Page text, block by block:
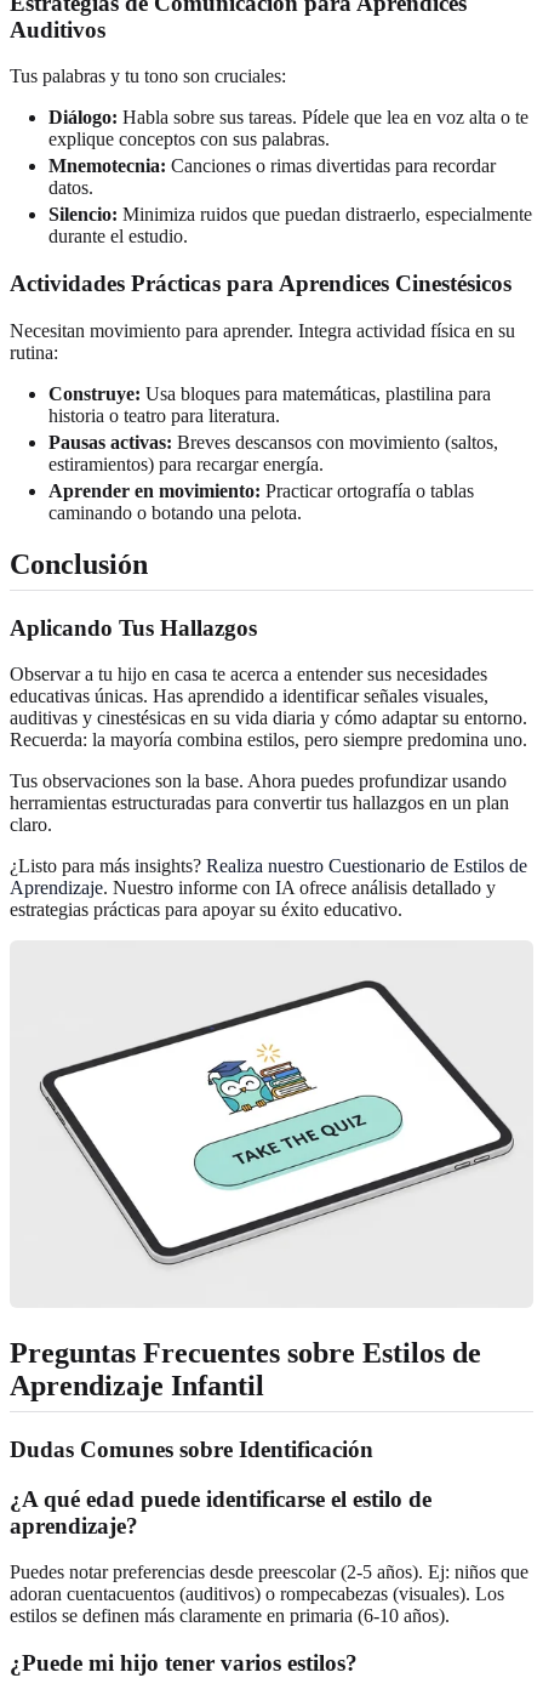
Auditivos
Tus palabras y tu tono son cruciales:
Diálogo: Habla sobre sus tareas. Pídele que lea en voz alta o te
explique conceptos con sus palabras.
Mnemotecnia: Canciones o rimas divertidas para recordar
datos.
Silencio: Minimiza ruidos que puedan distraerlo, especialmente
durante el estudio.
Actividades Prácticas para Aprendices Cinestésicos
Necesitan movimiento para aprender. Integra actividad física en su
rutina:
Construye: Usa bloques para matemáticas, plastilina para
historia o teatro para literatura.
Pausas activas: Breves descansos con movimiento (saltos,
estiramientos) para recargar energía.
Aprender en movimiento: Practicar ortografía o tablas
caminando o botando una pelota.
Conclusión
Aplicando Tus Hallazgos
Observar a tu hijo en casa te acerca a entender sus necesidades
educativas únicas. Has aprendido a identificar señales visuales,
auditivas y cinestésicas en su vida diaria y cómo adaptar su entorno.
Recuerda: la mayoría combina estilos, pero siempre predomina uno.
Tus observaciones son la base. Ahora puedes profundizar usando
herramientas estructuradas para convertir tus hallazgos en un plan
claro.
¿Listo para más insights? Realiza nuestro Cuestionario de Estilos de
Aprendizaje. Nuestro informe con IA ofrece análisis detallado y
estrategias prácticas para apoyar su éxito educativo.
Preguntas Frecuentes sobre Estilos de
Aprendizaje Infantil
Dudas Comunes sobre Identificación
¿A qué edad puede identificarse el estilo de
aprendizaje?
Puedes notar preferencias desde preescolar (2-5 años). Ej: niños que
adoran cuentacuentos (auditivos) o rompecabezas (visuales). Los
estilos se definen más claramente en primaria (6-10 años).
¿Puede mi hijo tener varios estilos?